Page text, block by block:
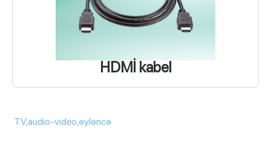
HDMİ kabel
TV,audio-video,əyləncə